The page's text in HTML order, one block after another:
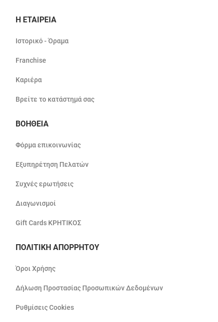
Η ΕΤΑΙΡΕΙΑ
Ιστορικό - Όραμα
Franchise
Καριέρα
Βρείτε το κατάστημά σας
ΒΟΗΘΕΙΑ
Φόρμα επικοινωνίας
Εξυπηρέτηση Πελατών
Συχνές ερωτήσεις
Διαγωνισμοί
Gift Cards ΚΡΗΤΙΚΟΣ
ΠΟΛΙΤΙΚΗ ΑΠΟΡΡΗΤΟΥ
Όροι Χρήσης
Δήλωση Προστασίας Προσωπικών Δεδομένων
Ρυθμίσεις Cookies